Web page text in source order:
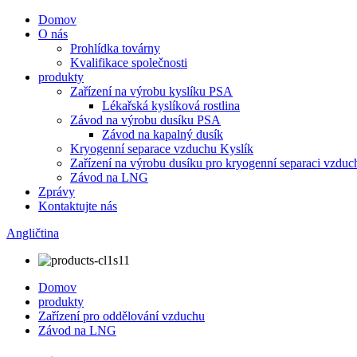
Domov
O nás
Prohlídka továrny
Kvalifikace společnosti
produkty
Zařízení na výrobu kyslíku PSA
Lékařská kyslíková rostlina
Závod na výrobu dusíku PSA
Závod na kapalný dusík
Kryogenní separace vzduchu Kyslík
Zařízení na výrobu dusíku pro kryogenní separaci
Závod na LNG
Zprávy
Kontaktujte nás
Angličtina
Domov
produkty
Zařízení pro oddělování vzduchu
Závod na LNG